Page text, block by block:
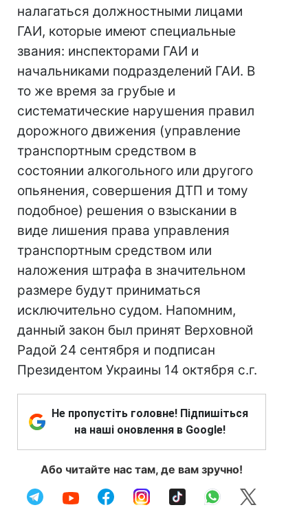
налагаться должностными лицами
ГАИ, которые имеют специальные
звания: инспекторами ГАИ и
начальниками подразделений ГАИ. В
то же время за грубые и
систематические нарушения правил
дорожного движения (управление
транспортным средством в
состоянии алкогольного или другого
опьянения, совершения ДТП и тому
подобное) решения о взыскании в
виде лишения права управления
транспортным средством или
наложения штрафа в значительном
размере будут приниматься
исключительно судом. Напомним,
данный закон был принят Верховной
Радой 24 сентября и подписан
Президентом Украины 14 октября с.г.
Не пропустіть головне! Підпишіться
на наші оновлення в Google!
Або читайте нас там, де вам зручно!